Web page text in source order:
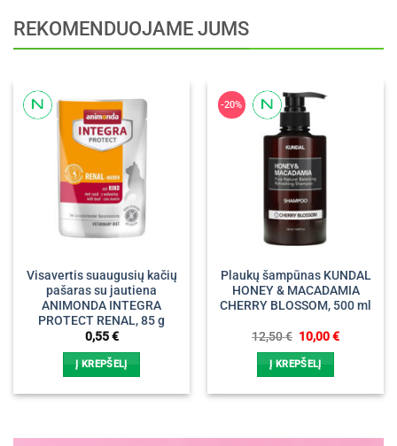
REKOMENDUOJAME JUMS
Visavertis suaugusių kačių
pašaras su jautiena
ANIMONDA INTEGRA
PROTECT RENAL, 85 g
0,55€
Į KREPŠELĮ
-20%
Plaukų šampūnas KUNDAL
HONEY & MACADAMIA
CHERRY BLOSSOM, 500 ml
12,50€ Original
price
was:
12,50 €.
10,00€Current
Į KREPŠELĮ